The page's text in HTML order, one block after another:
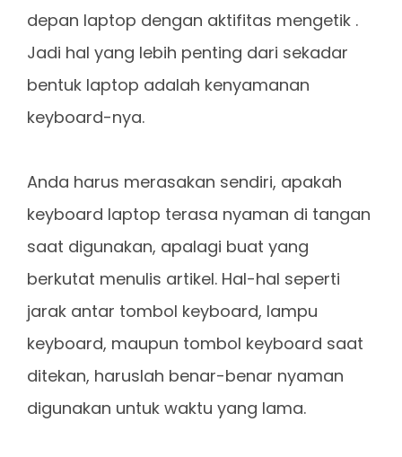
depan laptop dengan aktifitas mengetik .
Jadi hal yang lebih penting dari sekadar
bentuk laptop adalah kenyamanan
keyboard-nya.
Anda harus merasakan sendiri, apakah
keyboard laptop terasa nyaman di tangan
saat digunakan, apalagi buat yang
berkutat menulis artikel. Hal-hal seperti
jarak antar tombol keyboard, lampu
keyboard, maupun tombol keyboard saat
ditekan, haruslah benar-benar nyaman
digunakan untuk waktu yang lama.